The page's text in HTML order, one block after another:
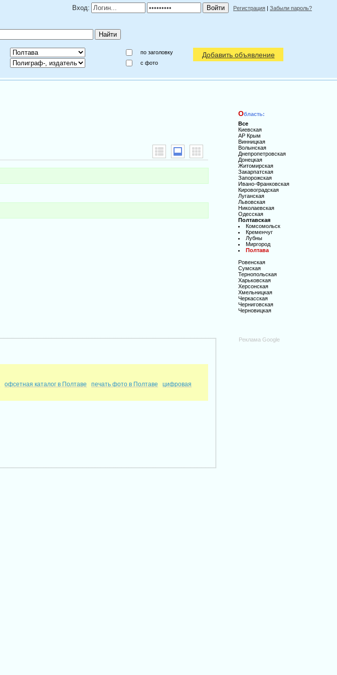
Вход: Регистрация | Забыли пароль?
по заголовку
c фото
Добавить объявление
офсетная каталог в Полтаве печать фото в Полтаве
цифровая
Область:
Все
Киевская
АР Крым
Винницкая
Волынская
Днепропетровская
Донецкая
Житомирская
Закарпатская
Запорожская
Ивано-Франковская
Кировоградская
Луганская
Львовская
Николаевская
Одесская
Полтавская
Комсомольск
Кременчуг
Лубны
Миргород
Полтава
Ровенская
Сумская
Тернопольская
Харьковская
Херсонская
Хмельницкая
Черкасская
Черниговская
Черновицкая
Реклама Google